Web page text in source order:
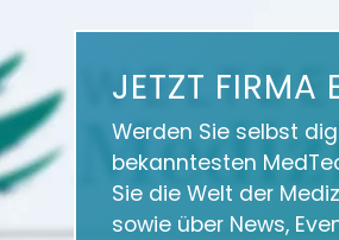
JETZT FIRMA
Werden Sie selbst
bekanntesten
Sie die Welt der
sowie über News,